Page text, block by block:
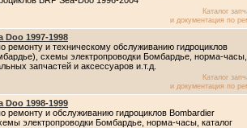
Каталог
и документация по
Doo 1997-1998
ремонту и техническому обслуживанию гидроциклов
схемы электропроводки Бомбардье, норма-часы,
запчастей и аксессуаров и.т.д.
Каталог
и документация по
Doo 1998-1999
ремонту и обслуживанию гидроциклов Bombardier
электропроводки Бомбардье, норма-часы, каталог